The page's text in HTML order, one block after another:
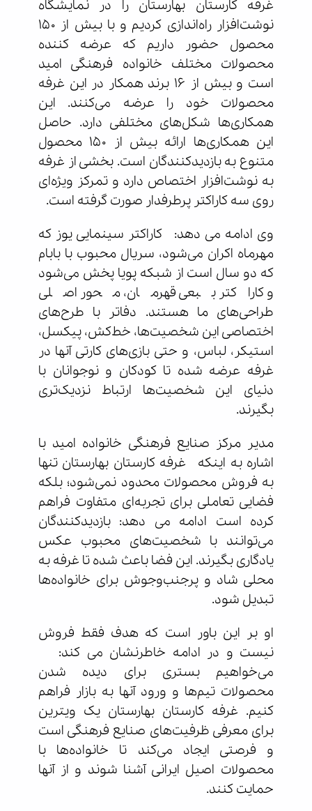
غرفه کارستان بهارستان را در نمایشگاه
نوشت‌افزار راه‌اندازی کردیم و با بیش از ۱۵۰
محصول حضور داریم که عرضه کننده
محصولات مختلف خانواده فرهنگی امید
است و بیش از ۱۶ برند همکار در این غرفه
محصولات خود را عرضه می‌کنند. این
همکاری‌ها شکل‌های مختلفی دارد. حاصل
این همکاری‌ها ارائه بیش از ۱۵۰ محصول
متنوع به بازدیدکنندگان است. بخشی از غرفه
به نوشت‌افزار اختصاص دارد و تمرکز ویژه‌ای
روی سه کاراکتر پرطرفدار صورت گرفته است.
وی ادامه می دهد: کاراکتر سینمایی یوز که
مهرماه اکران می‌شود، سریال محبوب با بابام
که دو سال است از شبکه پویا پخش می‌شود
و کاراکتر ببعی قهرمان، محور اصلی
طراحی‌های ما هستند. دفاتر با طرح‌های
اختصاصی این شخصیت‌ها، خط‌کش، پیکسل،
استیکر، لباس، و حتی بازی‌های کارتی آنها در
غرفه عرضه شده تا کودکان و نوجوانان با
دنیای این شخصیت‌ها ارتباط نزدیک‌تری
بگیرند.
مدیر مرکز صنایع فرهنگی خانواده امید با
اشاره به اینکه غرفه کارستان بهارستان تنها
به فروش محصولات محدود نمی‌شود؛ بلکه
فضایی تعاملی برای تجربه‌ای متفاوت فراهم
کرده است ادامه می دهد: بازدیدکنندگان
می‌توانند با شخصیت‌های محبوب عکس
یادگاری بگیرند. این فضا باعث شده تا غرفه به
محلی شاد و پرجنب‌وجوش برای خانواده‌ها
تبدیل شود.
او بر این باور است که هدف فقط فروش
نیست و در ادامه خاطرنشان می کند:
می‌خواهیم بستری برای دیده شدن
محصولات تیم‌ها و ورود آنها به بازار فراهم
کنیم. غرفه کارستان بهارستان یک ویترین
برای معرفی ظرفیت‌های صنایع فرهنگی است
و فرصتی ایجاد می‌کند تا خانواده‌ها با
محصولات اصیل ایرانی آشنا شوند و از آنها
حمایت کنند.